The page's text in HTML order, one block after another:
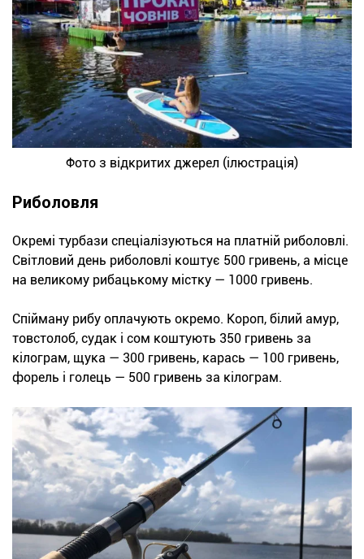
Фото з відкритих джерел (ілюстрація)
Риболовля
Окремі турбази спеціалізуються на платній риболовлі.
Світловий день риболовлі коштує 500 гривень, а місце
на великому рибацькому містку — 1000 гривень.
Спійману рибу оплачують окремо. Короп, білий амур,
товстолоб, судак і сом коштують 350 гривень за
кілограм, щука — 300 гривень, карась — 100 гривень,
форель і голець — 500 гривень за кілограм.